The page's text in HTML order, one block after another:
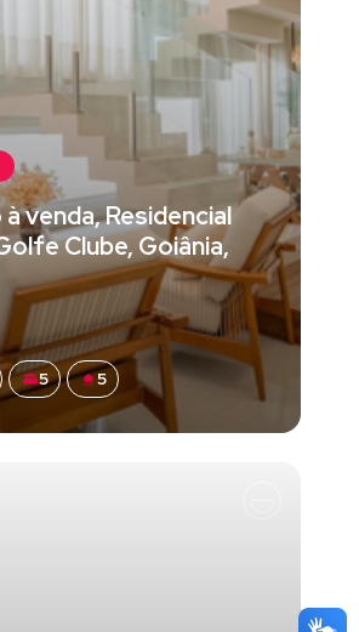
venda, Residencial
Clube, Goiânia,
5 5